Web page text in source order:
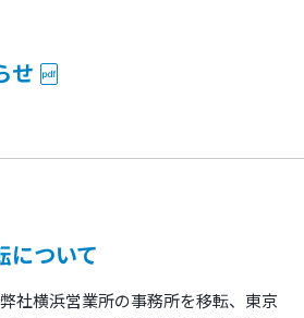
せ
について
社横浜営業所の事務所を移転、東京